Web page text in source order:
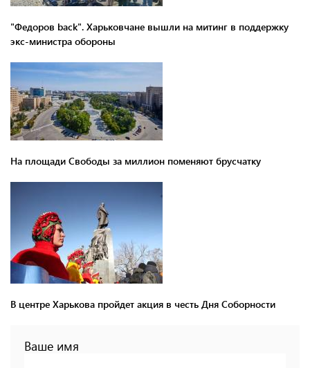
"Федоров back". Харьковчане вышли на митинг в поддержку
экс-министра обороны
На площади Свободы за миллион поменяют брусчатку
В центре Харькова пройдет акция в честь Дня Соборности
Ваше имя